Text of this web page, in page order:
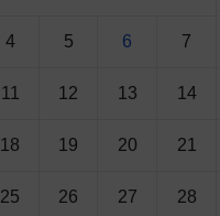
4 5 6 7
11 12 13 14
18 19 20 21
25 26 27 28